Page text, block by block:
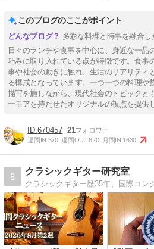
このブログのここがポイント
多彩な料理と時事を融合し
日々のランチや食事を中心に、身近な一品
巧みに取り入れている点が特徴です。食事
事や社会の動きに触れ、生活のリアリティ
る構成となっています。一つ一つの料理や
描写を施しながら、現代社会のトピックと
ーモアを持たせたオリジナルの視点を提供
670457 21
週間IN:370 週間OUT:820 月間IN:1630
8
クラシックギター研究室